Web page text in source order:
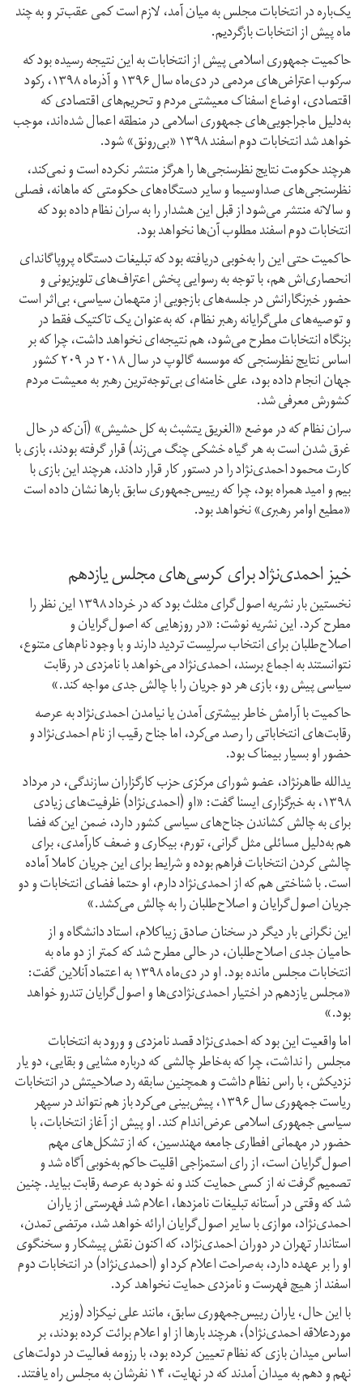
یک‌باره در انتخابات مجلس به میان آمد، لازم است کمی عقب‌تر و به چند
ماه پیش از انتخابات بازگردیم.
حاکمیت جمهوری اسلامی پیش از انتخابات به این نتیجه رسیده بود که
سرکوب اعتراض‌های مردمی در دی‌ماه سال ۱۳۹۶ و آذر‌ماه ۱۳۹۸، رکود
اقتصادی، اوضاع اسفناک معیشتی مردم و تحریم‌های اقتصادی که
به‌‌دلیل ماجراجویی‌های جمهوری اسلامی در منطقه اعمال شده‌اند، موجب
خواهد شد انتخابات دوم اسفند ۱۳۹۸ «بی‌رونق» شود.
هرچند حکومت نتایج نظرسنجی‌ها را هرگز منتشر نکرده است و نمی‌کند،
نظر‌سنجی‌های صداوسیما و سایر دستگاه‌های حکومتی که ماهانه، فصلی
و سالانه منتشر می‌شود از قبل این هشدار را به سران نظام داده بود که
انتخابات دوم اسفند مطلوب آن‌ها نخواهد بود.
حاکمیت حتی این را به‌خوبی دریافته بود که تبلیغات دستگاه پروپاگاندای
انحصاری‌اش هم، با توجه به رسوایی پخش اعتراف‌های تلویزیونی و
حضور خبرنگارانش در جلسه‌های بازجویی از متهمان سیاسی، بی‌اثر است
و توصیه‌های ملی‌گرایانه رهبر نظام، که به‌عنوان یک تاکتیک فقط در
بزنگاه انتخابات مطرح می‌شود، هم نتیجه‌ای نخواهد داشت، چرا که بر
اساس نتایج نظرسنجی که موسسه گالوپ در سال ۲۰۱۸ در ۲۰۹ کشور
جهان انجام داده بود، علی خامنه‌ای بی‌توجه‌ترین رهبر به معیشت مردم
کشورش معرفی شد.
سران نظام که در موضع «الغریق یتشبث به کل حشیش» (آن‌که در حال
غرق شدن است به هر گیاه خشکی چنگ می‌زند) قرار گرفته بودند، بازی با
کارت محمود احمدی‌نژاد را در دستور کار قرار دادند، هرچند این بازی با
بیم و امید همراه بود، چرا که رییس‌جمهوری سابق بارها نشان داده است
«مطیع اوامر رهبری» نخواهد بود.
خیز احمدی‌نژاد برای کرسی‌های مجلس یازدهم
نخستین بار نشریه اصول‌گرای مثلث بود که در خرداد ۱۳۹۸ این نظر را
مطرح کرد. این نشریه نوشت: «در روزهایی که اصول‌گرایان و
اصلاح‌طلبان برای انتخاب سرلیست تردید دارند و با وجود نام‌های متنوع،
نتوانستند به اجماع برسند، احمدی‌نژاد می‌خواهد با نامزدی در رقابت
سیاسی پیش رو، بازی هر دو جریان را با چالش جدی مواجه کند.»
حاکمیت با آرامش خاطر بیشتری آمدن یا نیامدن احمدی‌نژاد به عرصه
رقابت‌های انتخاباتی را رصد می‌کرد، اما جناح رقیب از نام احمدی‌نژاد و
حضور او بسیار بیمناک بود.
یدالله طاهر‌نژاد، عضو شورای مرکزی حزب کارگزاران سازندگی، در مرداد
۱۳۹۸، به خبرگزاری ایسنا گفت: «او (احمدی‌نژاد) ظرفیت‌های زیادی
برای به چالش کشاندن جناح‌های سیاسی کشور دارد، ضمن این‌که فضا
هم به‌دلیل مسائلی مثل گرانی، تورم، بیکاری و ضعف کارآمدی، برای
چالشی کردن انتخابات فراهم بوده و شرایط برای این جریان کاملا آماده
است. با شناختی هم که از احمدی‌نژاد دارم، او حتما فضای انتخابات و دو
جریان اصول‌گرایان و اصلاح‌طلبان را به چالش می‌کشد.»
این نگرانی بار دیگر در سخنان صادق زیباکلام، استاد دانشگاه و از
حامیان جدی اصلاح‌طلبان، در حالی مطرح شد که کمتر از دو ماه به
انتخابات مجلس مانده بود. او در دی‌ماه ۱۳۹۸ به اعتماد آنلاین گفت:
«مجلس یازدهم در اختیار احمدی‌نژادی‌ها و اصول‌گرایان تندرو خواهد
بود.»
اما واقعیت این بود که احمدی‌نژاد قصد نامزدی و ورود به انتخابات
مجلس را نداشت، چرا که به‌خاطر چالشی که درباره مشایی و بقایی، دو یار
نزدیکش، با راس نظام داشت و همچنین سابقه رد صلاحیتش در انتخابات
ریاست جمهوری سال ۱۳۹۶، پیش‌بینی می‌کرد باز هم نتواند در سپهر
سیاسی جمهوری اسلامی عرض‌اندام کند. او پیش از آغاز انتخابات، با
حضور در مهمانی افطاری جامعه مهندسین، که از تشکل‌های مهم
اصول‌گرایان است، از رای استمزاجی اقلیت حاکم به‌خوبی آگاه شد و
تصمیم گرفت نه از کسی حمایت کند و نه خود به عرصه رقابت بیاید. چنین
شد که وقتی در آستانه تبلیغات نامزدها، اعلام شد فهرستی از یاران
احمدی‌نژاد، موازی با سایر اصول‌گرایان ارائه خواهد شد، مرتضی تمدن،
استاندار تهران در دوران احمدی‌نژاد، که اکنون نقش پیشکار و سخنگوی
او را بر عهده دارد، به‌صراحت اعلام کرد او (احمدی‌نژاد) در انتخابات دوم
اسفند از هیچ فهرست و نامزدی حمایت نخواهد کرد.
با این حال، یاران رییس‌جمهوری سابق، مانند علی نیکزاد (وزیر
مورد‌علاقه احمدی‌نژاد)، هرچند بارها از او اعلام برائت کرده بودند، بر
اساس میدان بازی که نظام تعیین کرده بود، با رزومه فعالیت در دولت‌های
نهم و دهم به میدان آمدند که در نهایت، ۱۴ نفرشان به مجلس راه یافتند.